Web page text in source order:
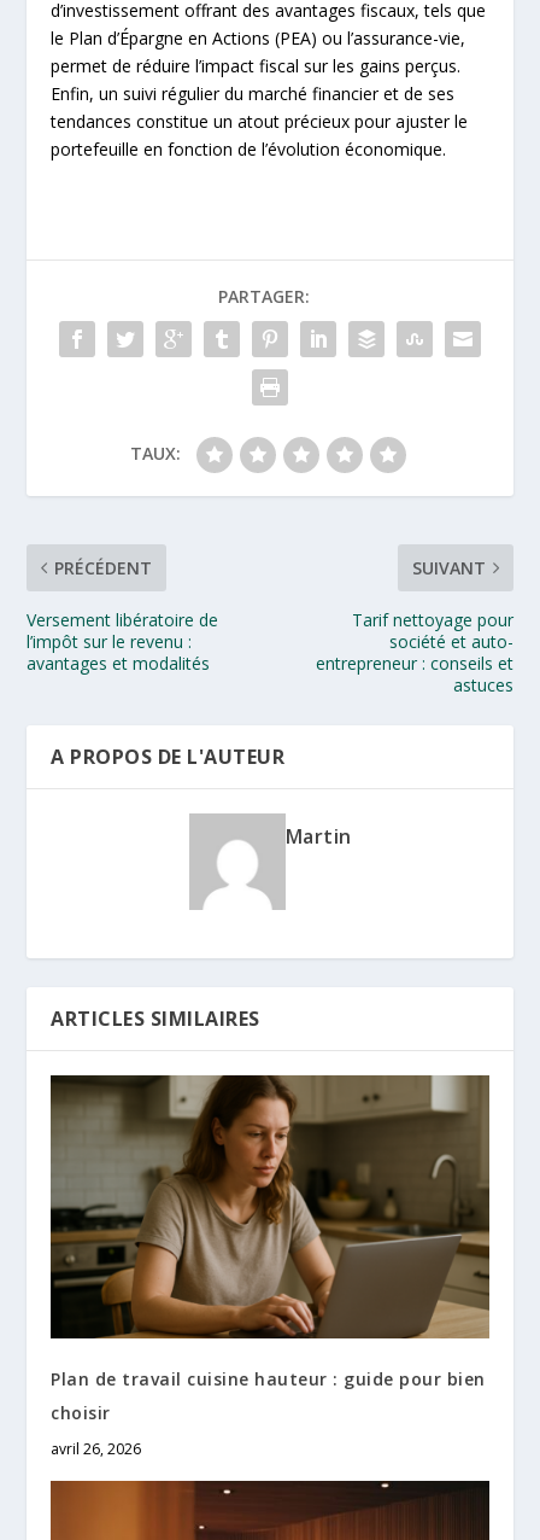
d’investissement offrant des avantages fiscaux, tels que
le Plan d’Épargne en Actions (PEA) ou l’assurance-vie,
permet de réduire l’impact fiscal sur les gains perçus.
Enfin, un suivi régulier du marché financier et de ses
tendances constitue un atout précieux pour ajuster le
portefeuille en fonction de l’évolution économique.
PARTAGER:
TAUX:
PRÉCÉDENT
Versement libératoire de
l’impôt sur le revenu :
avantages et modalités
SUIVANT
Tarif nettoyage pour
société et auto-
entrepreneur : conseils et
astuces
A PROPOS DE L'AUTEUR
Martin
ARTICLES SIMILAIRES
Plan de travail cuisine hauteur : guide pour bien
choisir
avril 26, 2026